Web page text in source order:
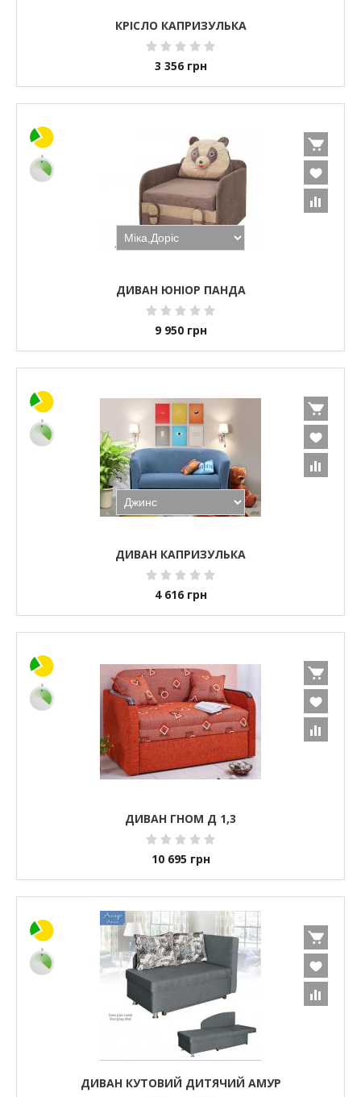
КРІСЛО КАПРИЗУЛЬКА
3 356 грн
ДИВАН ЮНІОР ПАНДА
9 950 грн
ДИВАН КАПРИЗУЛЬКА
4 616 грн
ДИВАН ГНОМ Д 1,3
10 695 грн
ДИВАН КУТОВИЙ ДИТЯЧИЙ АМУР